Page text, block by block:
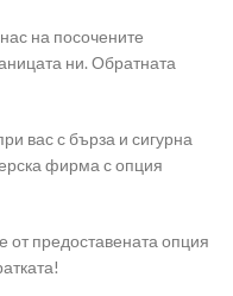
на посочените
ни. Обратната
вас с бърза и сигурна
фирма с опция
от предоставената опция